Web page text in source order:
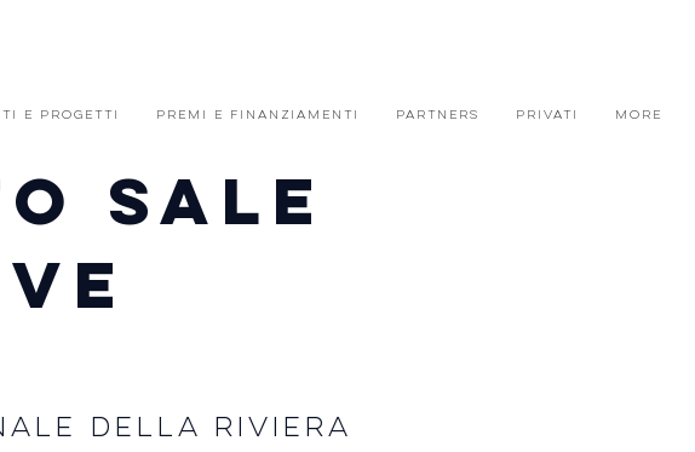
e PROGETTI PREMI E FINANZIAMENTI PARTNERS PRIVATI More
SALE
DELLA RIVIERA